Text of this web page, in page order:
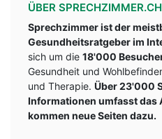
ÜBER SPRECHZIMMER.CH
Sprechzimmer ist der
Gesundheitsratgeber im
sich um die 18'000
Gesundheit und
und Therapie. Über 23'000
Informationen umfasst das
kommen neue Seiten dazu.